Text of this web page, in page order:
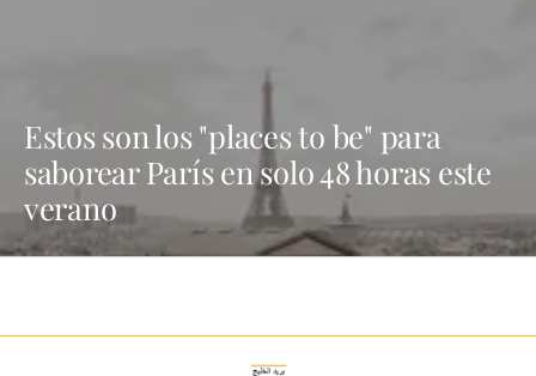
Estos son los "places to be" para
saborear París en solo 48 horas este
verano